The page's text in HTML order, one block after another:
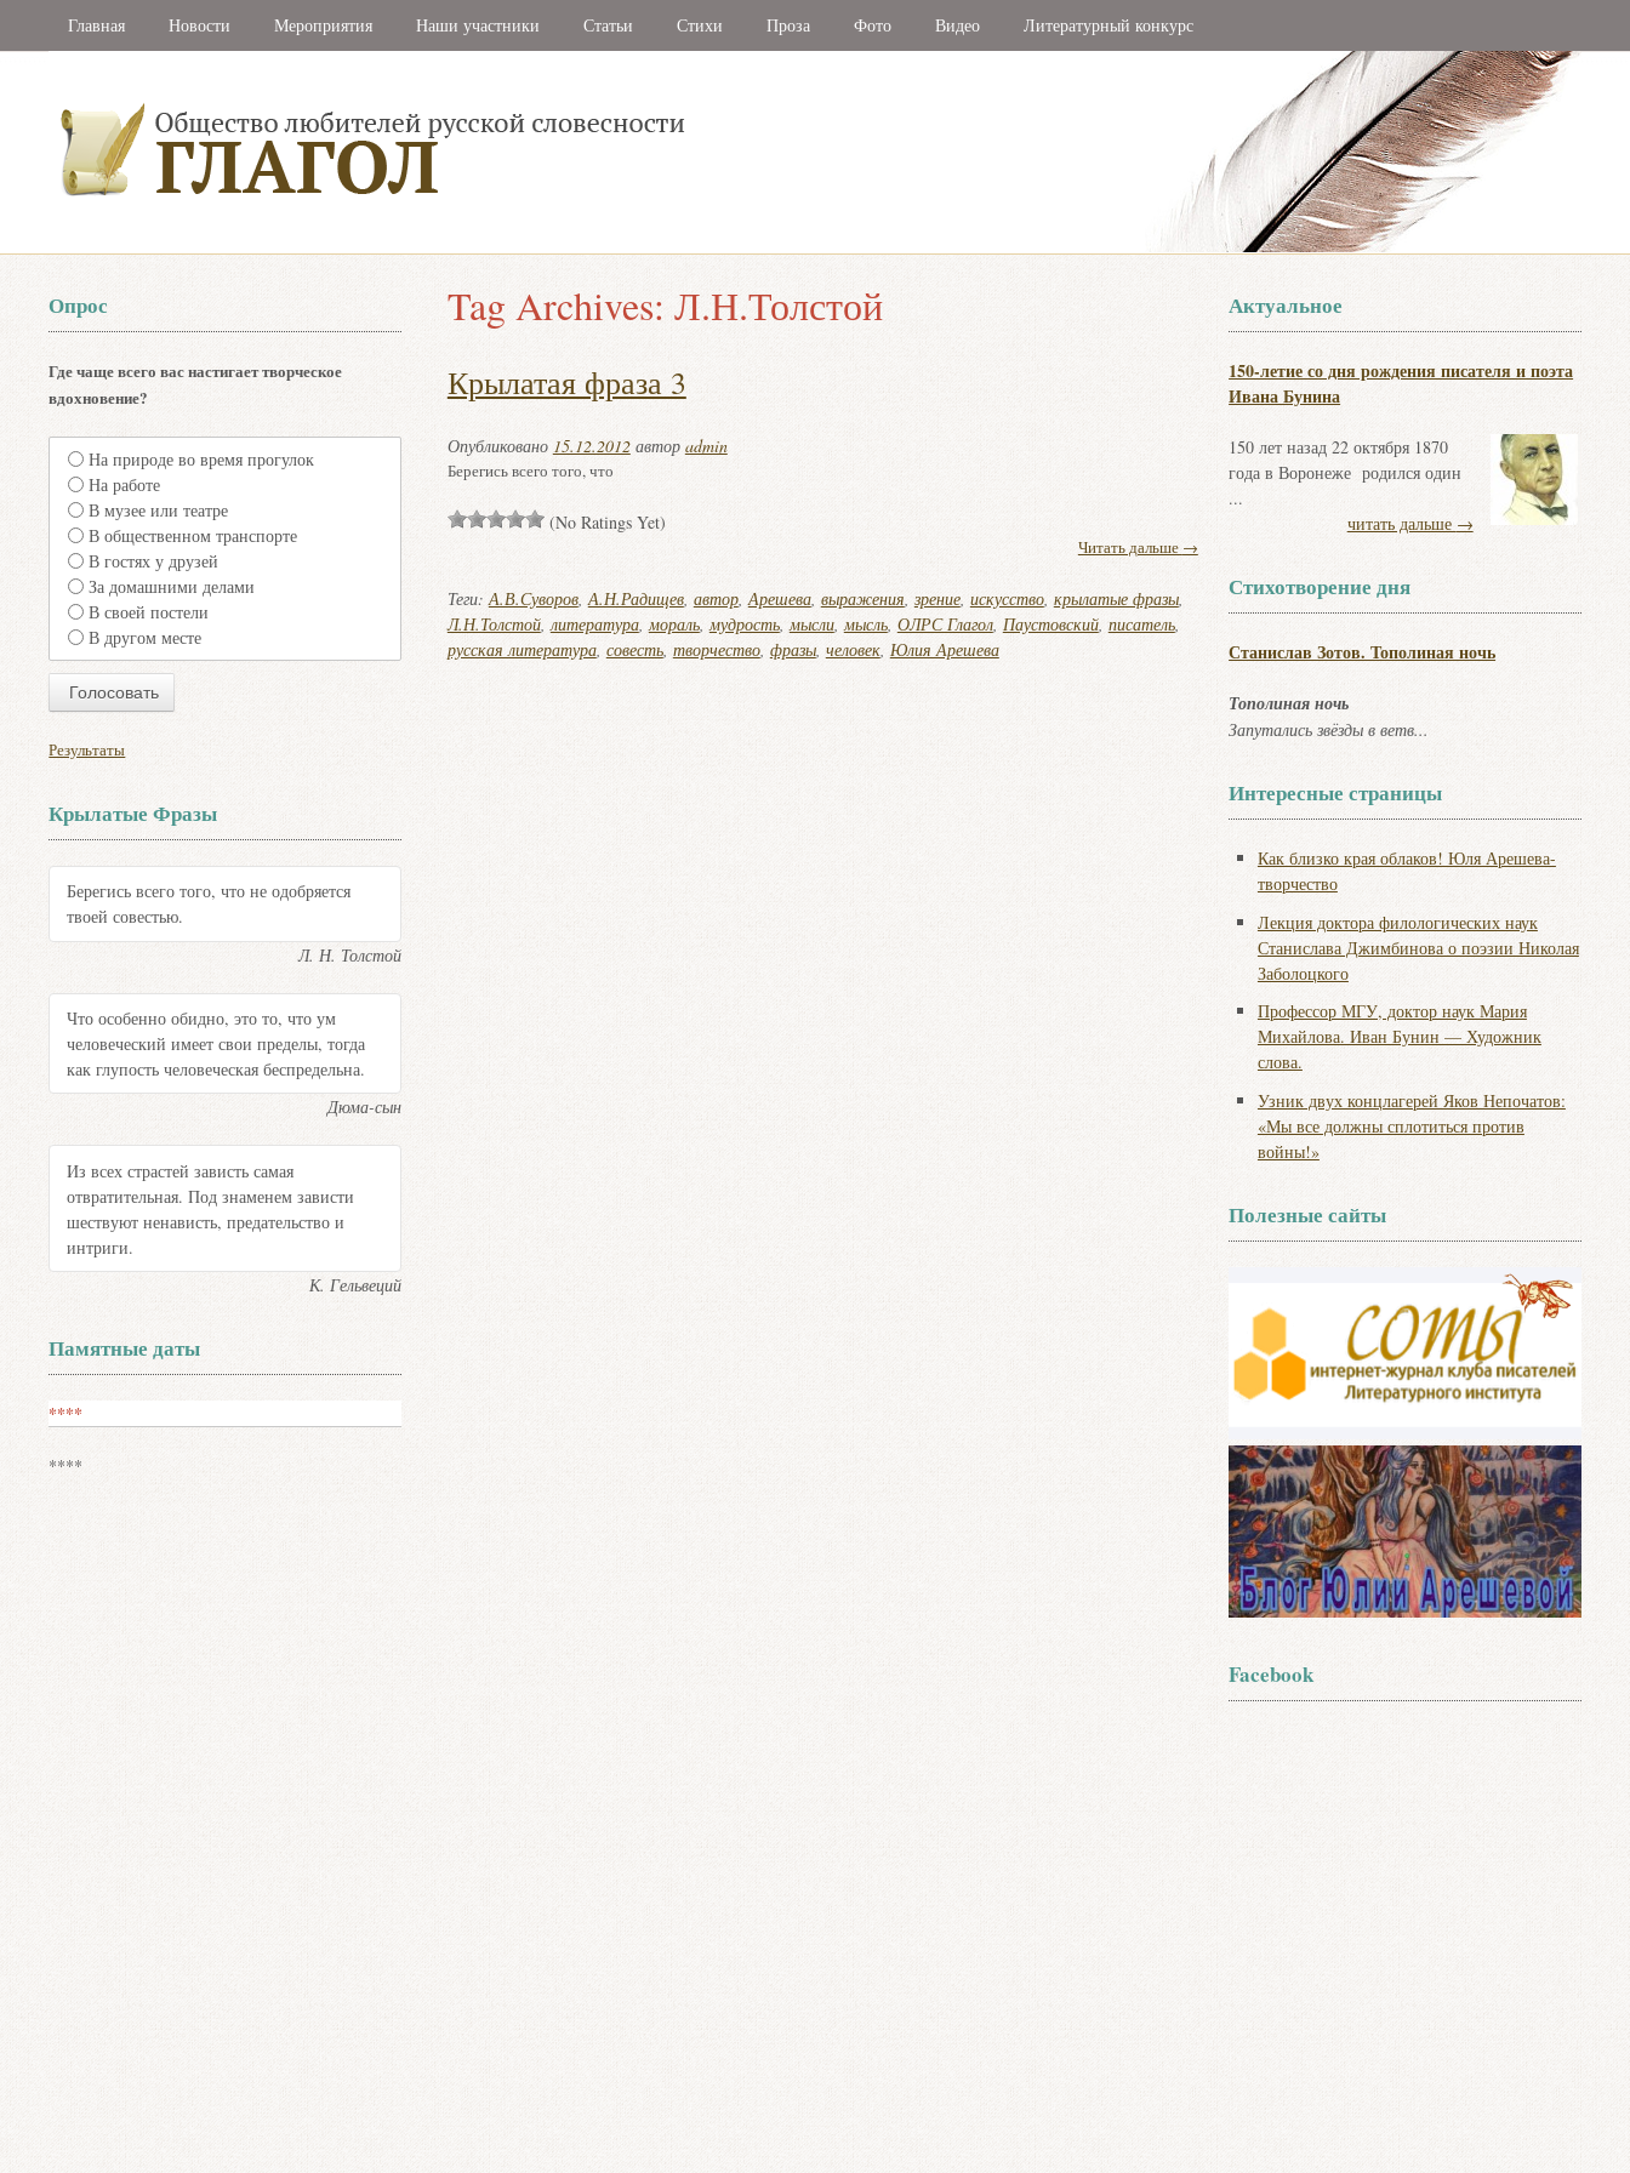
Главная Новости Мероприятия Наши участники Статьи Стихи Проза Фото Видео Литературный конкурс
Tag Archives: Л.Н.Толстой
Крылатая фраза 3
Опубликовано 15.12.2012автор admin
Берегись всего того, что
(No Ratings Yet)
Читать дальше →
Теги:А.В.Суворов,А.Н.Радищев, автор,Арешева, выражения, зрение, искусство, крылатые фразы,
Л.Н.Толстой,литература,мораль,мудрость,мысли,мысль, ОЛРС Глагол, Паустовский, писатель,
русская литература, совесть, творчество, фразы, человек, Юлия Арешева
Актуальное
150-летие со дня рождения писателя и поэта
Ивана Бунина
150 лет назад 22 октября 1870
года в Воронеже родился один
...
читать дальше →
Стихотворение дня
Станислав Зотов. Тополиная ночь
Тополиная ночь
Запутались звёзды в ветв...
Интересные страницы
Как близко края облаков! Юля Арешева-
творчество
Лекция доктора филологических наук
Станислава Джимбинова о поэзии Николая
Заболоцкого
Профессор МГУ, доктор наук Мария
Михайлова. Иван Бунин — Художник
слова.
Узник двух концлагерей Яков Непочатов:
«Мы все должны сплотиться против
войны!»
Полезные сайты
Facebook
Опрос
Где чаще всего вас настигает творческое
вдохновение?
На природе во время прогулок
На работе
В музее или театре
В общественном транспорте
В гостях у друзей
За домашними делами
В своей постели
В другом месте
Результаты
Крылатые Фразы
Берегись всего того, что не одобряется
твоей совестью.
Л. Н. Толстой
Что особенно обидно, это то, что ум
человеческий имеет свои пределы, тогда
как глупость человеческая беспредельна.
Дюма-сын
Из всех страстей зависть самая
отвратительная. Под знаменем зависти
шествуют ненависть, предательство и
интриги.
К. Гельвеций
Памятные даты
****
****